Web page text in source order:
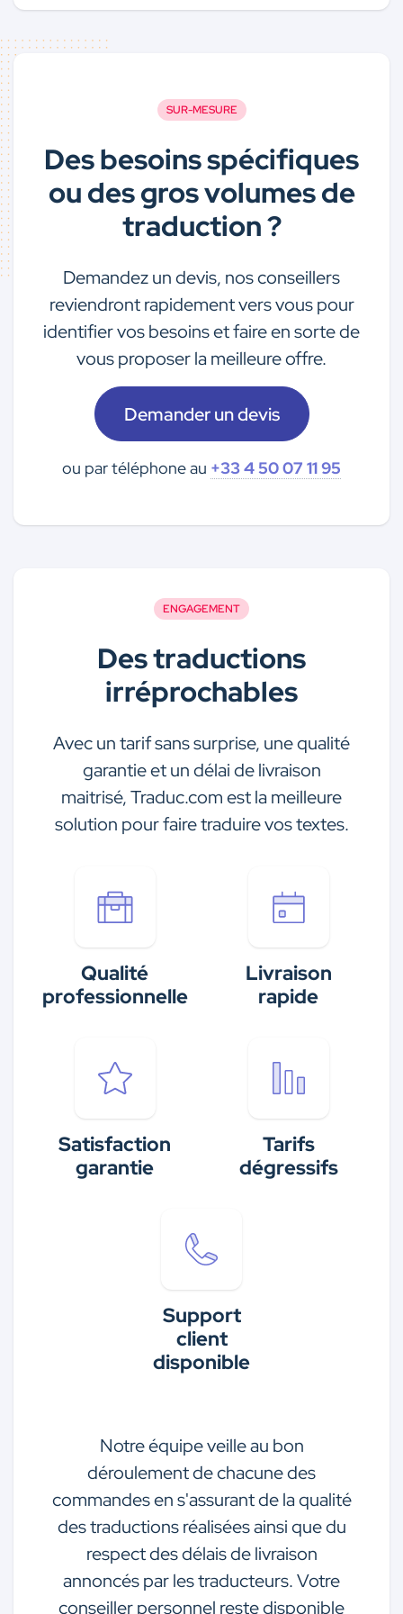
SUR-MESURE
Des besoins spécifiques
ou des gros volumes de
traduction ?
Demandez un devis, nos conseillers
reviendront rapidement vers vous pour
identifier vos besoins et faire en sorte de
vous proposer la meilleure offre.
Demander un devis
ou par téléphone au +33 4 50 07 11 95
ENGAGEMENT
Des traductions
irréprochables
Avec un tarif sans surprise, une qualité
garantie et un délai de livraison
maitrisé, Traduc.com est la meilleure
solution pour faire traduire vos textes.
Qualité
professionnelle
Livraison
rapide
Satisfaction
garantie
Tarifs
dégressifs
Support
client
disponible
Notre équipe veille au bon
déroulement de chacune des
commandes en s'assurant de la qualité
des traductions réalisées ainsi que du
respect des délais de livraison
annoncés par les traducteurs. Votre
conseiller personnel reste disponible